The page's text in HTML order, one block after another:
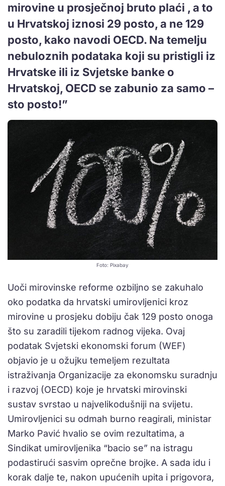
mirovine u prosječnoj bruto plaći , a to
u Hrvatskoj iznosi 29 posto, a ne 129
posto, kako navodi OECD. Na temelju
nebuloznih podataka koji su pristigli iz
Hrvatske ili iz Svjetske banke o
Hrvatskoj, OECD se zabunio za samo –
sto posto!”
Foto: Pixabay
Uoči mirovinske reforme ozbiljno se zakuhalo
oko podatka da hrvatski umirovljenici kroz
mirovine u prosjeku dobiju čak 129 posto onoga
što su zaradili tijekom radnog vijeka. Ovaj
podatak Svjetski ekonomski forum (WEF)
objavio je u ožujku temeljem rezultata
istraživanja Organizacije za ekonomsku suradnju
i razvoj (OECD) koje je hrvatski mirovinski
sustav svrstao u najvelikodušniji na svijetu.
Umirovljenici su odmah burno reagirali, ministar
Marko Pavić hvalio se ovim rezultatima, a
Sindikat umirovljenika “bacio se” na istragu
podastirući sasvim oprečne brojke. A sada idu i
korak dalje te, nakon upućenih upita i prigovora,